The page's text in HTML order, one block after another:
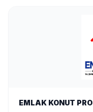
EMLAK KONUT